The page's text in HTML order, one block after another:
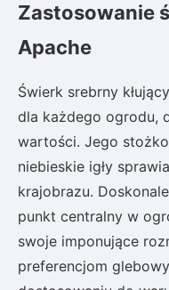
Zastosowanie
Apache
Świerk srebrny
dla każdego ogrodu,
wartości. Jego
niebieskie igły
krajobrazu.
punkt centralny w
swoje imponujące
preferencjom